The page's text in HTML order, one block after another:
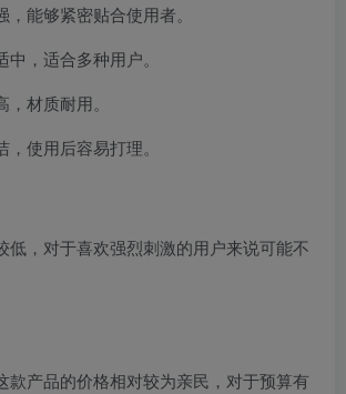
，能够紧密贴合使用者。
中，适合多种用户。
，材质耐用。
，使用后容易打理。
低，对于喜欢强烈刺激的用户来说可能不
款产品的价格相对较为亲民，对于预算有